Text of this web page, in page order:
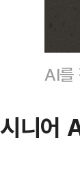
AI를
시니어